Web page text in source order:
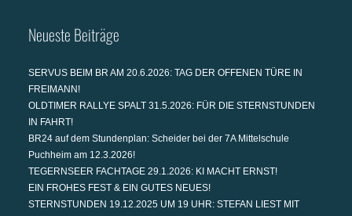
Neueste Beiträge
SERVUS BEIM BR AM 20.6.2026: TAG DER OFFENEN TÜRE IN
FREIMANN!
OLDTIMER RALLYE SPALT 31.5.2026: FÜR DIE STERNSTUNDEN
IN FAHRT!
BR24 auf dem Stundenplan: Scheider bei der 7A Mittelschule
Puchheim am 12.3.2026!
TEGERNSEER FACHTAGE 29.1.2026: KI MACHT ERNST!
EIN FROHES FEST & EIN GUTES NEUES!
STERNSTUNDEN 19.12.2025 UM 19 UHR: STEFAN LIEST MIT